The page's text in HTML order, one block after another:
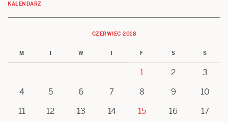
KALENDARZ
CZERWIEC 2018
M T W T F S S
1 2
3
4
5 6 7 8 9
10
11
12 13 14 15 16
17